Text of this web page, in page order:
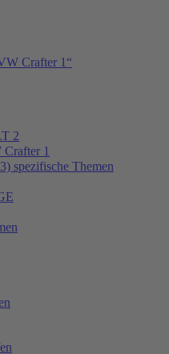
Crafter 1“
2
1
spezifische Themen